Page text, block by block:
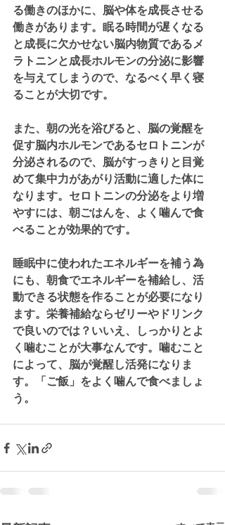
る働きのほかに、脳や体を成長させる
働きがあります。眠る時間が遅くなる
と成長に欠かせない脳内物質であるメ
ラトニンと成長ホルモンの分泌に影響
を与えてしまうので、なるべく早く寝
ることが大切です。
また、朝の光を浴びると、脳の覚醒を
促す脳内ホルモンであるセロトニンが
分泌されるので、脳がすっきりと目覚
めて集中力があがり活動に適した体に
なります。セロトニンの分泌をより増
やすには、朝ごはんを、よく噛んで食
べることが効果的です。
睡眠中に使われたエネルギーを補う為
にも、朝食でエネルギーを補給し、活
動できる状態を作ることが必要になり
ます。栄養補給ならゼリーやドリンク
で良いのでは？いいえ、しっかりとよ
く噛むことが大事なんです。噛むこと
によって、脳が覚醒し活発になりま
す。「ご飯」をよく噛んで食べましょ
う。